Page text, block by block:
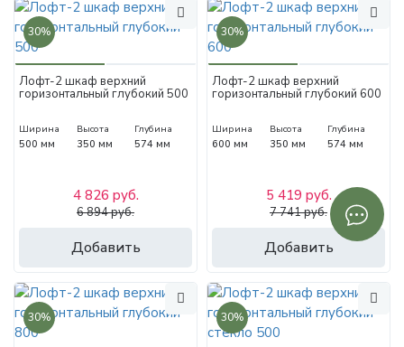
30%
Лофт-2 шкаф верхний
горизонтальный глубокий 500
Ширина
500 мм
Высота
350 мм
Глубина
574 мм
Добавить
4 826 руб.
6 894 руб.
30%
Лофт-2 шкаф верхний
горизонтальный глубокий 600
Ширина
600 мм
Высота
350 мм
Глубина
574 мм
Добавить
5 419 руб.
7 741 руб.
30% 30%